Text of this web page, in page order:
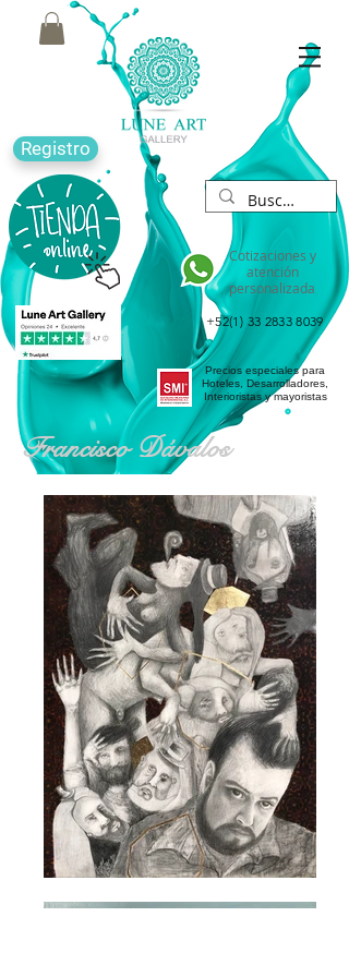
Registro
Cotizaciones y
atención
personalizada
+52(1) 33 2833 8039
Precios especiales para
Hoteles, Desarrolladores,
Interioristas y mayoristas
Francisco Dávalos